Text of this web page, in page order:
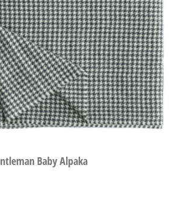
Baby Alpaka